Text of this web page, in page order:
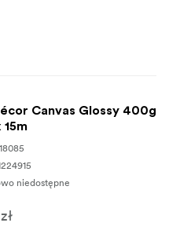
Canvas Glossy 400g
15m
niedostępne